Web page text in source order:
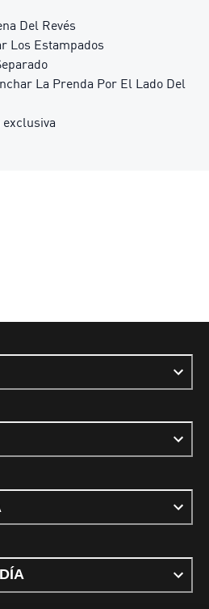
Del Revés
Los Estampados
La Prenda Por El Lado Del